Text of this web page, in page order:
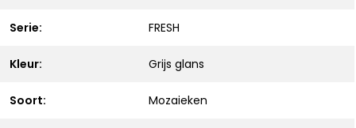
Serie: FRESH
Kleur: Grijs glans
Soort: Mozaieken